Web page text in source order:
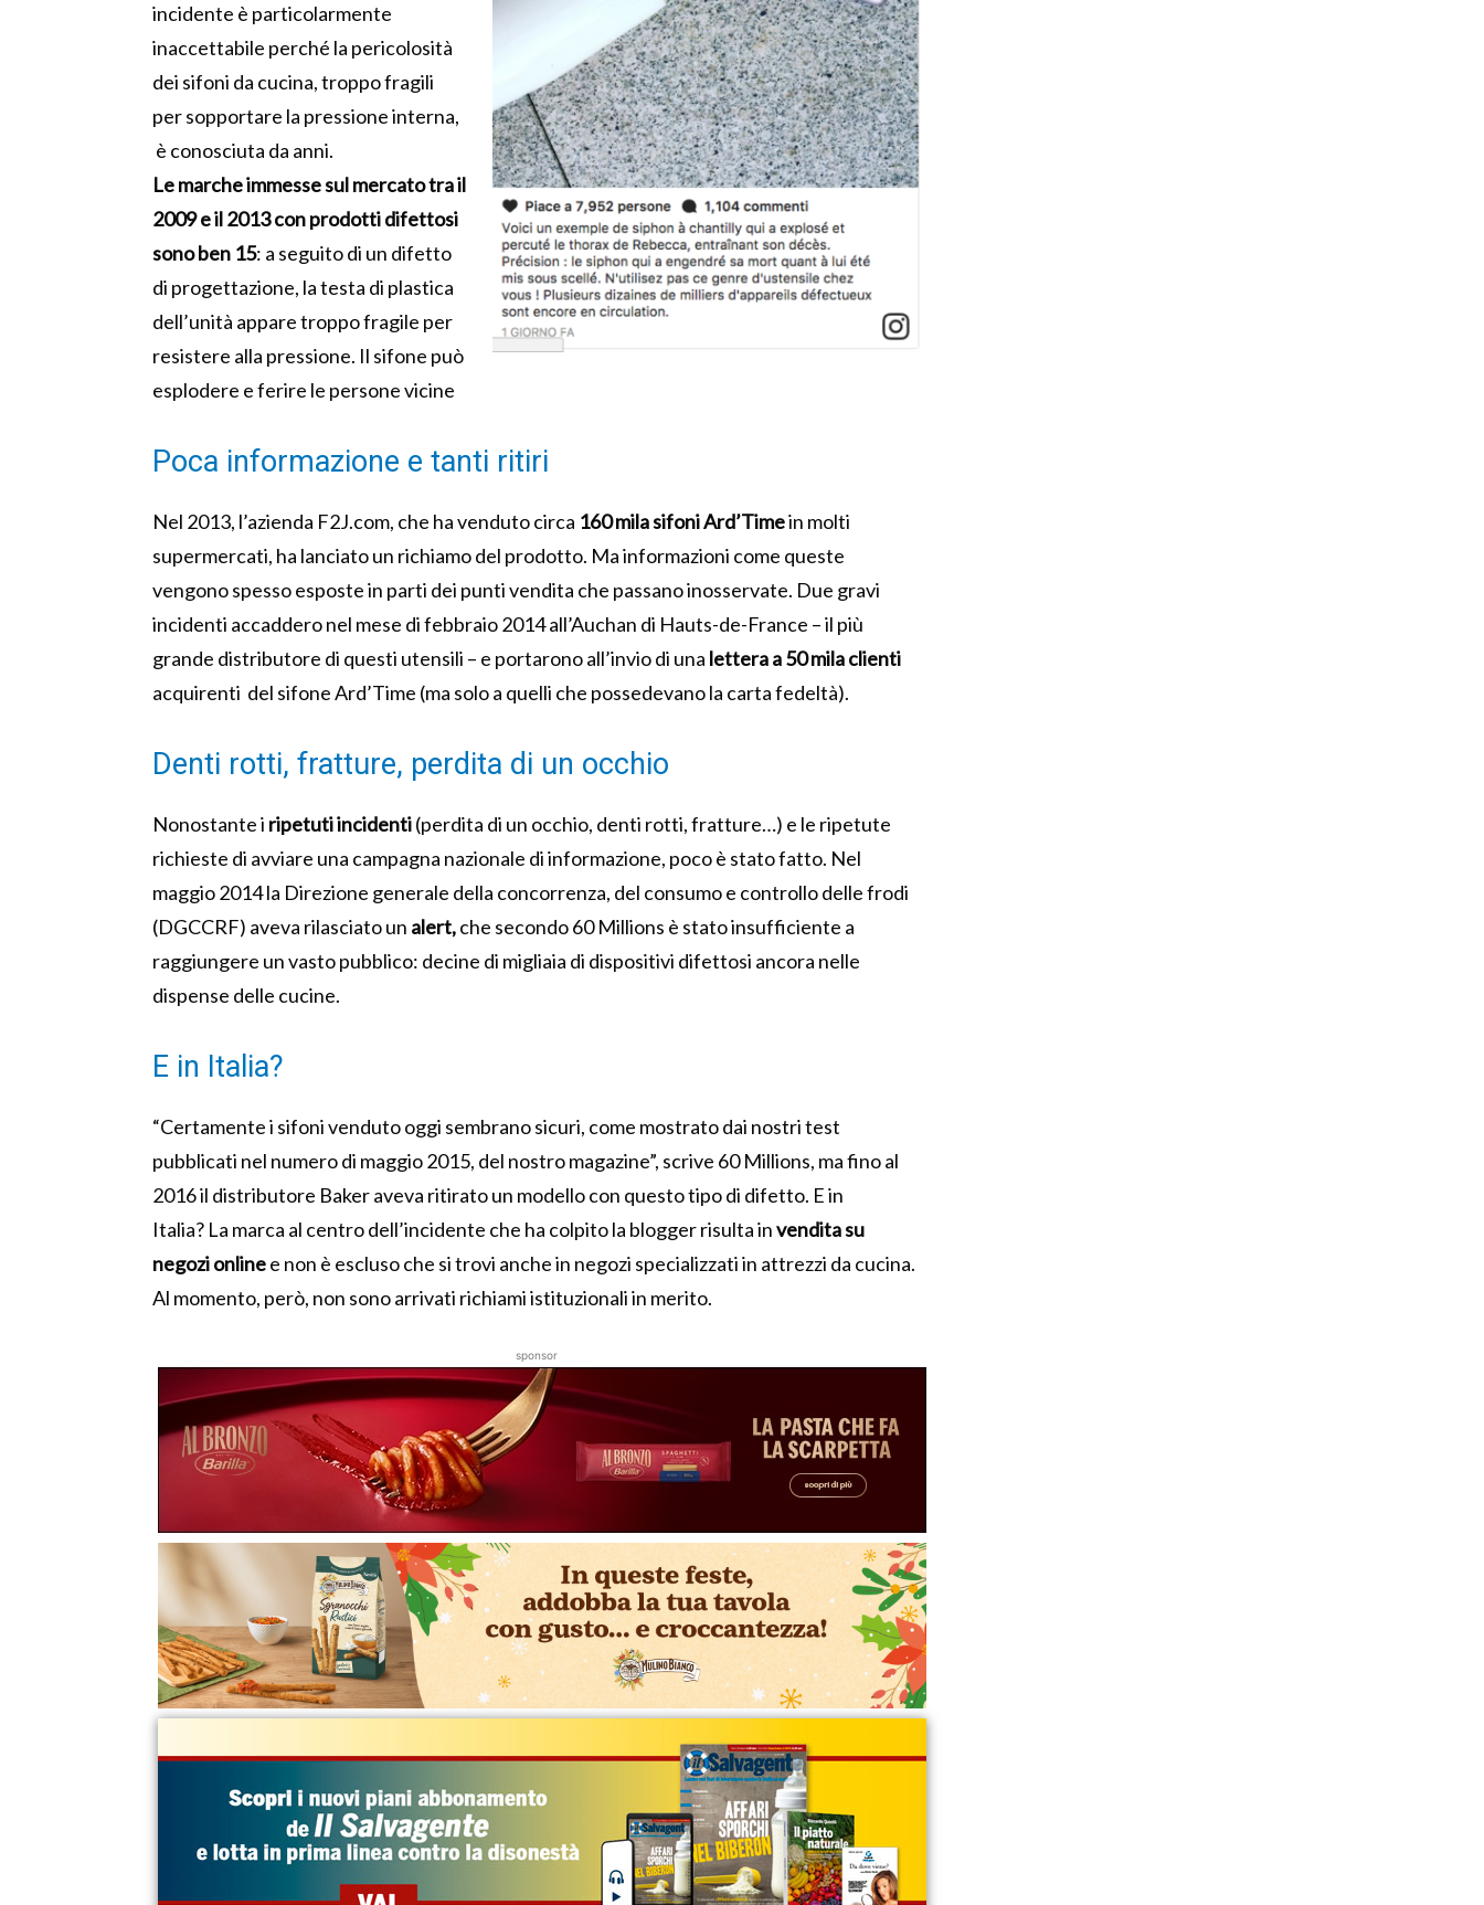
incidente è particolarmente
inaccettabile perché la pericolosità
dei sifoni da cucina, troppo fragili
per sopportare la pressione interna,
è conosciuta da anni.
Le marche immesse sul mercato tra il
2009 e il 2013 con prodotti difettosi
sono ben 15: a seguito di un difetto
di progettazione, la testa di plastica
dell’unità appare troppo fragile per
resistere alla pressione. Il sifone può
esplodere e ferire le persone vicine
Poca informazione e tanti ritiri
Nel 2013, l’azienda F2J.com, che ha venduto circa 160 mila sifoni Ard’Timein molti
supermercati, ha lanciato un richiamo del prodotto. Ma informazioni come queste
vengono spesso esposte in parti dei punti vendita che passano inosservate. Due gravi
incidenti accaddero nel mese di febbraio 2014 all’Auchan di Hauts-de-France – il più
grande distributore di questi utensili – e portarono all’invio di una lettera a 50 mila clienti
acquirenti del sifone Ard’Time (ma solo a quelli che possedevano la carta fedeltà).
Denti rotti, fratture, perdita di un occhio
Nonostante i ripetuti incidenti(perdita di un occhio, denti rotti, fratture…) e le ripetute
richieste di avviare una campagna nazionale di informazione, poco è stato fatto. Nel
maggio 2014 la Direzione generale della concorrenza, del consumo e controllo delle frodi
(DGCCRF) aveva rilasciato un alert,che secondo 60 Millions è stato insufficiente a
raggiungere un vasto pubblico: decine di migliaia di dispositivi difettosi ancora nelle
dispense delle cucine.
E in Italia?
“Certamente i sifoni venduto oggi sembrano sicuri, come mostrato dai nostri test
pubblicati nel numero di maggio 2015, del nostro magazine”, scrive 60 Millions, ma fino al
2016 il distributore Baker aveva ritirato un modello con questo tipo di difetto. E in
Italia? La marca al centro dell’incidente che ha colpito la blogger risulta invendita su
negozi onlinee non è escluso che si trovi anche in negozi specializzati in attrezzi da cucina.
Al momento, però, non sono arrivati richiami istituzionali in merito.
sponsor